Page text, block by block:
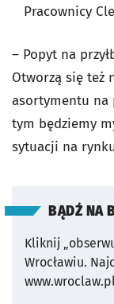
Pracownicy
– Popyt na
Otworzą się też
asortymentu na
tym będziemy
sytuacji na
BĄDŹ NA
Kliknij
Wrocławiu.